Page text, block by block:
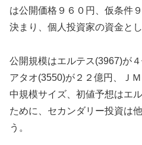
は公開価格９６０円、仮条件
決まり、個人投資家の資金と
公開規模はエルテス(3967)が
アタオ(3550)が２２億円、Ｊ
中規模サイズ、初値予想はエ
ために、セカンダリー投資は
う。